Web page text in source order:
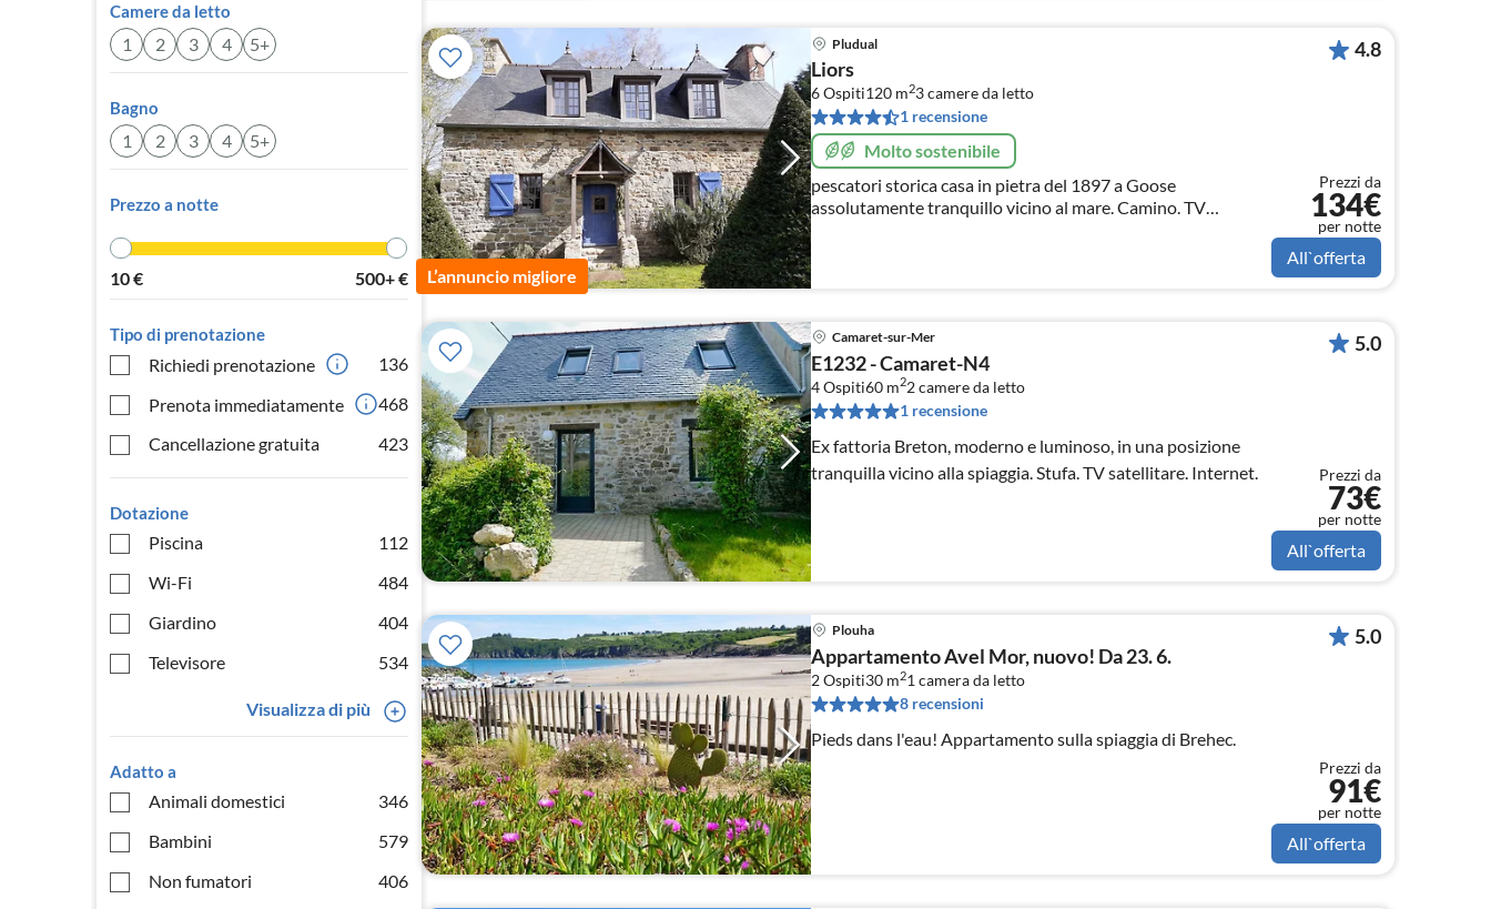
Camere da letto
1 2 3 4 5+
Bagno
1 2 3 4 5+
Prezzo a notte
10€ 500+€
Tipo di prenotazione
Richiedi prenotazione
136
Prenota immediatamente
468
Cancellazione gratuita
423
Dotazione
Piscina
112
Wi-Fi
484
Giardino
404
Televisore
534
Visualizza di più
Adatto a
Animali domestici
346
Bambini
579
Non fumatori
406
L’annuncio migliore
Pludual
Liors
6 Ospiti120 m23camere da letto
1 recensione
Molto sostenibile
pescatori storica casa in pietra del 1897 a Goose
assolutamente tranquillo vicino al mare. Camino. TV
4.8
Prezzi da
134€
per notte
All`offerta
Camaret-sur-Mer
E1232 - Camaret-N4
4 Ospiti60 m22camere da letto
1 recensione
Ex fattoria Breton, moderno e luminoso, in una posizione
tranquilla vicino alla spiaggia. Stufa. TV satellitare. Internet.
5.0
Prezzi da
73€
per notte
All`offerta
Plouha
Appartamento Avel Mor, nuovo! Da 23. 6.
2 Ospiti30 m21 camera da letto
8 recensioni
Pieds dans l'eau! Appartamento sulla spiaggia di Brehec.
5.0
Prezzi da
91€
per notte
All`offerta